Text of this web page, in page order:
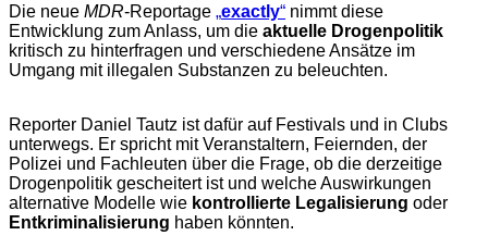
Die neue MDR-Reportage „exactly“ nimmt diese
Entwicklung zum Anlass, um die aktuelle Drogenpolitik
kritisch zu hinterfragen und verschiedene Ansätze im
Umgang mit illegalen Substanzen zu beleuchten.
Reporter Daniel Tautz ist dafür auf Festivals und in Clubs
unterwegs. Er spricht mit Veranstaltern, Feiernden, der
Polizei und Fachleuten über die Frage, ob die derzeitige
Drogenpolitik gescheitert ist und welche Auswirkungen
alternative Modelle wie kontrollierte Legalisierung oder
Entkriminalisierung haben könnten.